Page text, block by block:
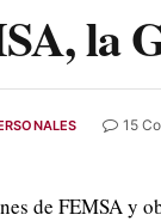
la
15
de FEMSA y